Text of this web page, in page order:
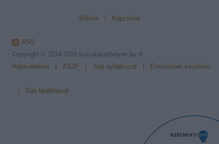
Rólunk Kapcsolat
RSS
Copyright © 2014-2026 kutyabarathelyek.hu ®
Adatvédelem
ÁSZF Jogi nyilatkozat Értesítések kezelése
Süti beállítások